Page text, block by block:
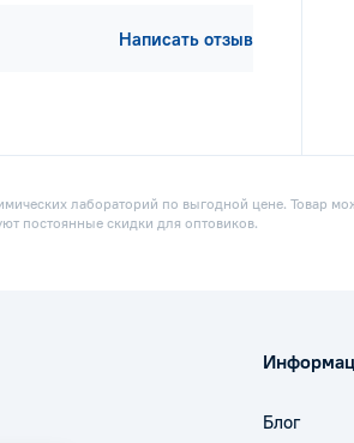
Написать отзыв
лабораторий по выгодной цене. Товар
постоянные скидки для оптовиков.
Блог